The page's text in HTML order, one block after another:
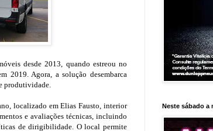
desde 2013, quando estreou no
2019. Agora, a solução desembarca
produtividade.
localizado em Elias Fausto, interior
e avaliações técnicas, incluindo
de dirigibilidade. O local permite
Neste sábado a